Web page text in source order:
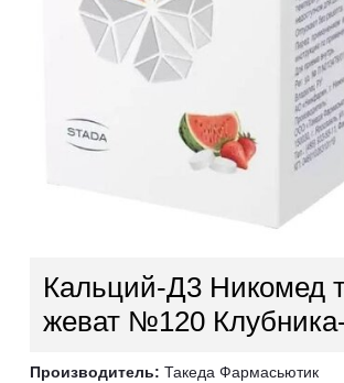
Кальций-Д3 Никомед
жеват №120
Производитель: Такеда Фармасьютик